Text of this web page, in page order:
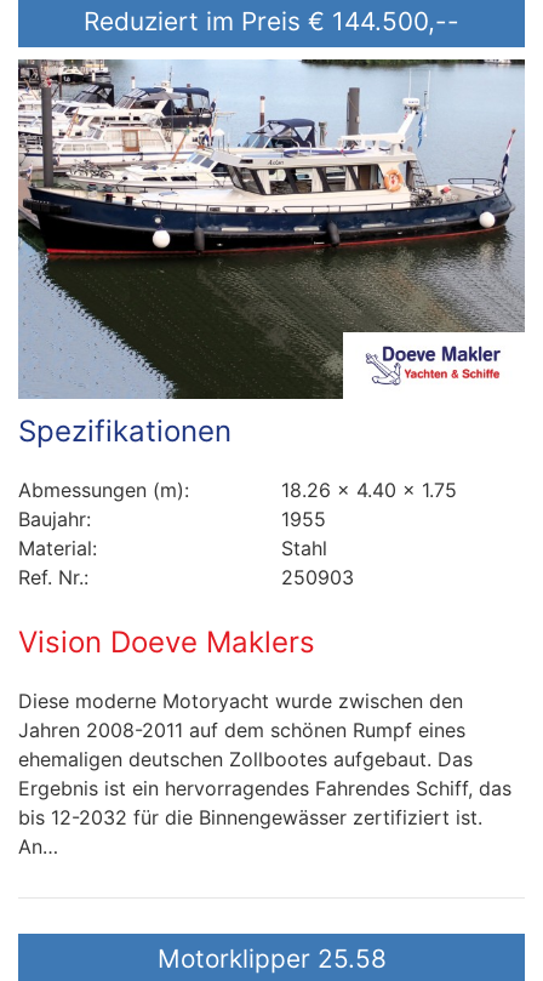
Reduziert im Preis € 144.500,--
Spezifikationen
Abmessungen (m):
18.26 x 4.40 x 1.75
Baujahr:
1955
Material:
Stahl
Ref. Nr.:
250903
Vision Doeve Maklers
Diese moderne Motoryacht wurde zwischen den
Jahren 2008-2011 auf dem schönen Rumpf eines
ehemaligen deutschen Zollbootes aufgebaut. Das
Ergebnis ist ein hervorragendes Fahrendes Schiff, das
bis 12-2032 für die Binnengewässer zertifiziert ist.
An…
Motorklipper 25.58